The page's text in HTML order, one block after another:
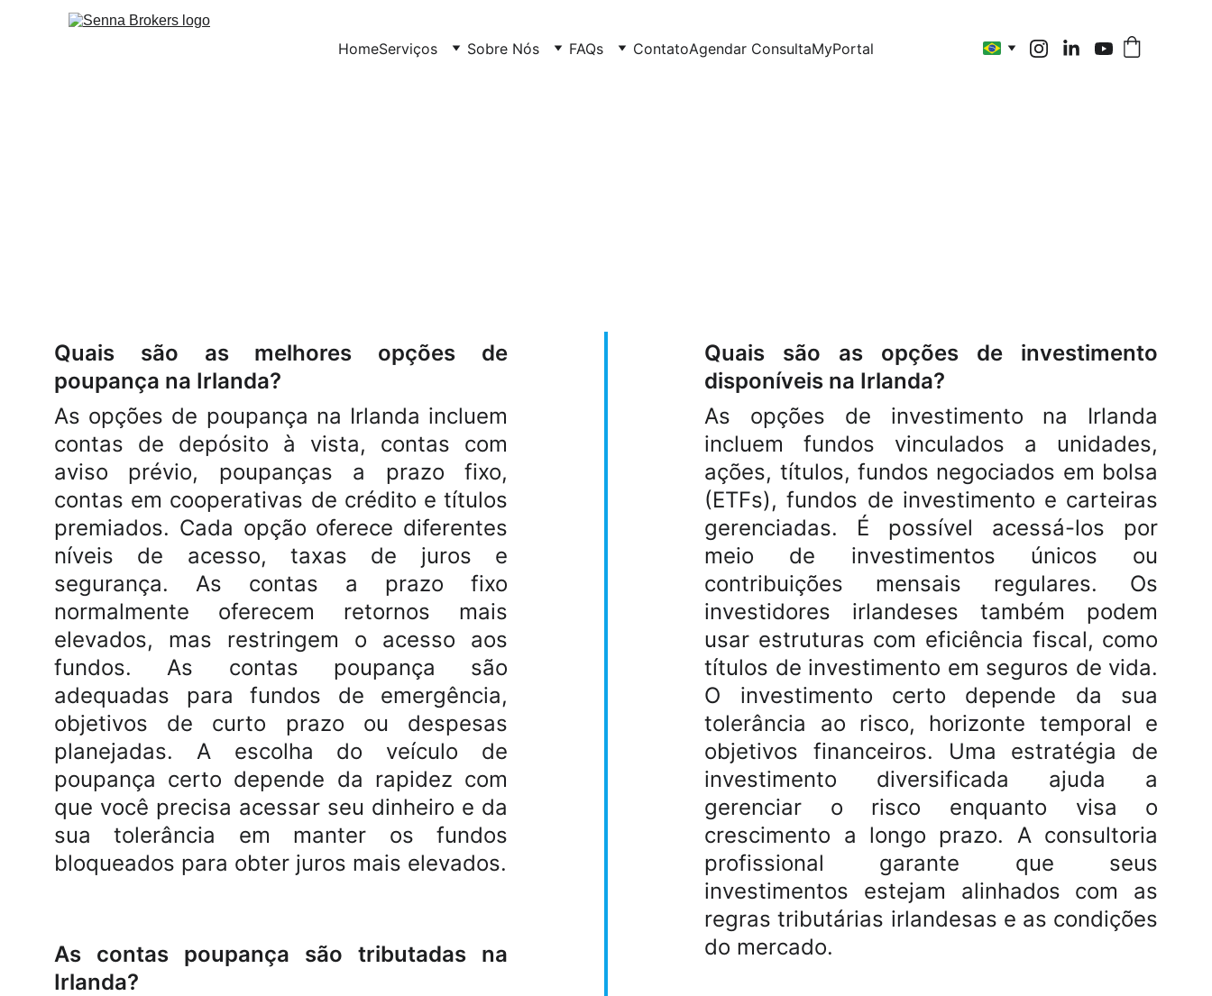
HomeServiços Sobre Nós FAQs ContatoAgendar ConsultaMyPortal
Quais são as melhores opções de
poupança na Irlanda?
As opções de poupança na Irlanda incluem
contas de depósito à vista, contas com
aviso prévio, poupanças a prazo fixo,
contas em cooperativas de crédito e títulos
premiados. Cada opção oferece diferentes
níveis de acesso, taxas de juros e
segurança. As contas a prazo fixo
normalmente oferecem retornos mais
elevados, mas restringem o acesso aos
fundos. As contas poupança são
adequadas para fundos de emergência,
objetivos de curto prazo ou despesas
planejadas. A escolha do veículo de
poupança certo depende da rapidez com
que você precisa acessar seu dinheiro e da
sua tolerância em manter os fundos
bloqueados para obter juros mais elevados.
As contas poupança são tributadas na
Irlanda?
Quais são as opções de investimento
disponíveis na Irlanda?
As opções de investimento na Irlanda
incluem fundos vinculados a unidades,
ações, títulos, fundos negociados em bolsa
(ETFs), fundos de investimento e carteiras
gerenciadas. É possível acessá-los por
meio de investimentos únicos ou
contribuições mensais regulares. Os
investidores irlandeses também podem
usar estruturas com eficiência fiscal, como
títulos de investimento em seguros de vida.
O investimento certo depende da sua
tolerância ao risco, horizonte temporal e
objetivos financeiros. Uma estratégia de
investimento diversificada ajuda a
gerenciar o risco enquanto visa o
crescimento a longo prazo. A consultoria
profissional garante que seus
investimentos estejam alinhados com as
regras tributárias irlandesas e as condições
do mercado.